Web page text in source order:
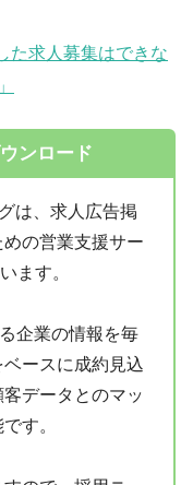
た求人募集はできな
ンロード
は、求人広告掲
の営業支援サー
ます。
企業の情報を毎
ースに成約見込
データとのマッ
す。